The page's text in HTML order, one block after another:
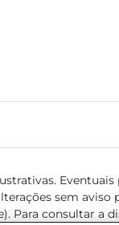
Eventuais
sem aviso
Para consultar a